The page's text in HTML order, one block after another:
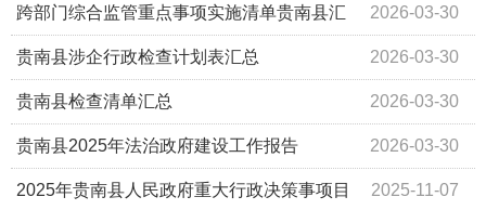
活动 2026-03-30
跨部门综合监管重点事项实施清单贵南县汇
总(1) 2026-03-30
贵南县涉企行政检查计划表汇总
2026-03-30
贵南县检查清单汇总
2026-03-30
贵南县2025年法治政府建设工作报告
2025-11-07
2025年贵南县人民政府重大行政决策事项目